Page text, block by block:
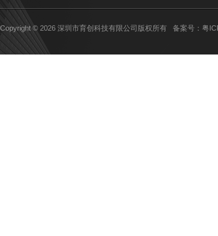
Copyright © 2026 深圳市育创科技有限公司版权所有 备案号：粤